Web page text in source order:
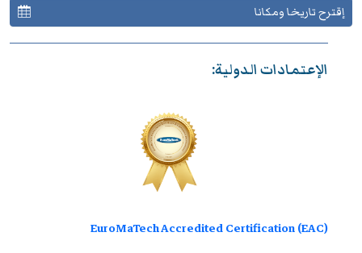
إقترح تاريخا ومكانا
الإعتمادات الدولية:
EuroMaTech Accredited Certification (EAC)